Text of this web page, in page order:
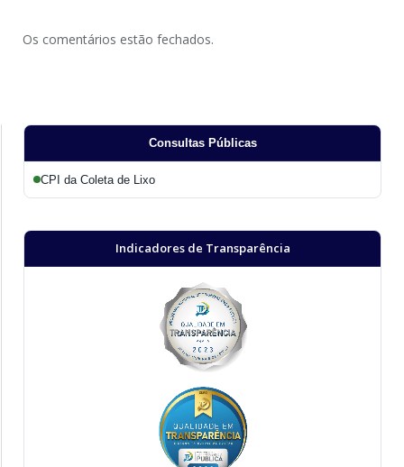
Os comentários estão fechados.
Consultas Públicas
CPI da Coleta de Lixo
Indicadores de Transparência